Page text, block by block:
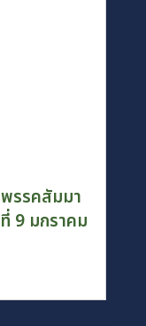
รรคสัมมา
9 มกราคม